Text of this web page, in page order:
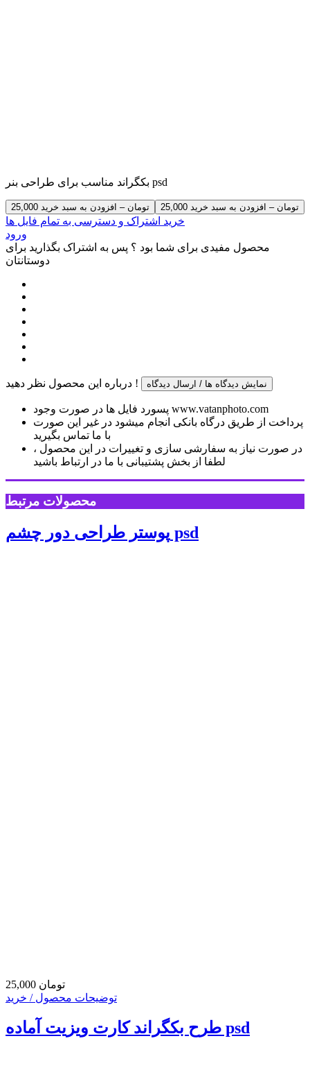
بکگراند مناسب برای طراحی بنر psd
25,000 تومان – افزودن به سبد خرید
خرید اشتراک و دسترسی به تمام فایل ها
ورود
محصول مفیدی برای شما بود ؟ پس به اشتراک بگذارید برای
دوستانتان
درباره این محصول نظر دهید ! نمایش دیدگاه ها / ارسال دیدگاه
پسورد فایل ها در صورت وجود www.vatanphoto.com
پرداخت از طریق درگاه بانکی انجام میشود در غیر این صورت
با ما تماس بگیرید
در صورت نیاز به سفارشی سازی و تغییرات در این محصول ،
لطفا از بخش پشتیبانی با ما در ارتباط باشید
محصولات مرتبط
پوستر طراحی دور چشم psd
25,000 تومان
توضیحات محصول / خرید
طرح بکگراند کارت ویزیت آماده psd